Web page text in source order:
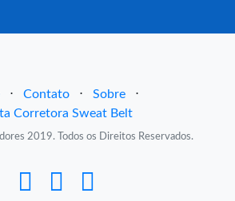
⋅ Contato ⋅ Sobre
⋅
Corretora Sweat Belt
2019. Todos os Direitos Reservados.